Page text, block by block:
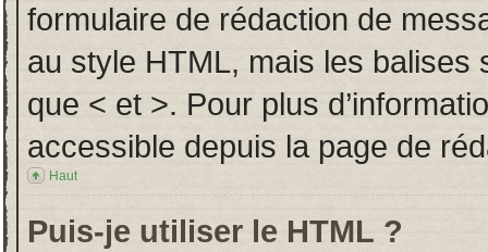
formulaire de rédaction de
au style HTML, mais les
que < et >. Pour plus
accessible depuis la page de
Haut
Puis-je utiliser le HTML ?